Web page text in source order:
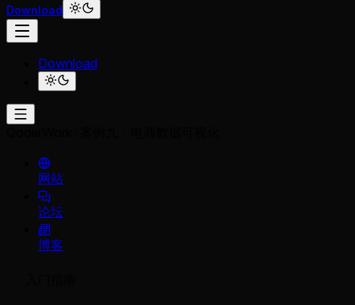
Download
Download
网站
论坛
博客